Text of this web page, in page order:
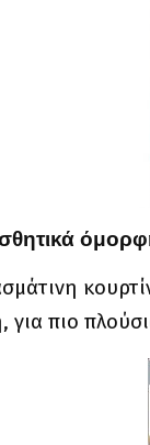
για πιο